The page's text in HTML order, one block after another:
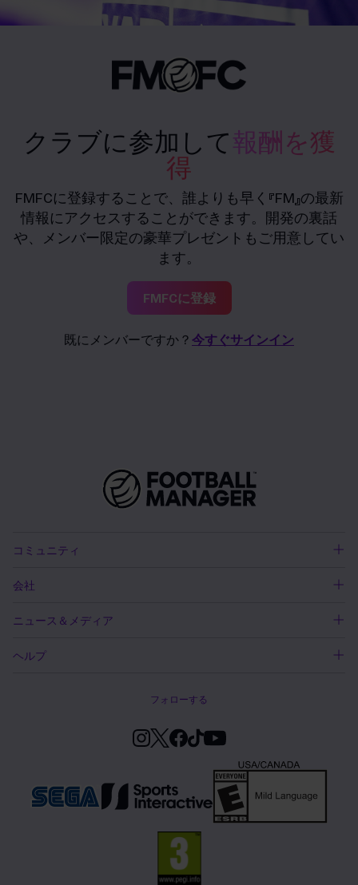
クラブに参加して報酬を獲
得
FMFCに登録することで、誰よりも早く『FM』の最新
情報にアクセスすることができます。開発の裏話
や、メンバー限定の豪華プレゼントもご用意してい
ます。
FMFCに登録
既にメンバーですか？ 今すぐサインイン
コミュニティ
会社
ニュース＆メディア
ヘルプ
フォローする